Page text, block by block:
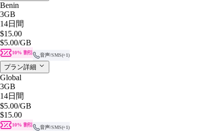
Benin
3GB
14日間
$15.00
$5.00/GB
10% 割引 音声/SMS(+1)
プラン詳細
Global
3GB
14日間
$5.00/GB
$15.00
10% 割引 音声/SMS(+1)